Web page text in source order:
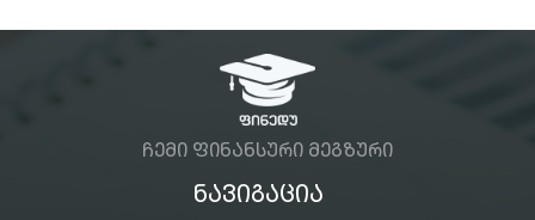
ᲩᲔᲛᲘ ᲤᲘᲜᲐᲜᲡᲣᲠᲘ ᲛᲔᲒᲖᲣᲠᲘ
ᲜᲐᲕᲘᲒᲐᲪᲘᲐ